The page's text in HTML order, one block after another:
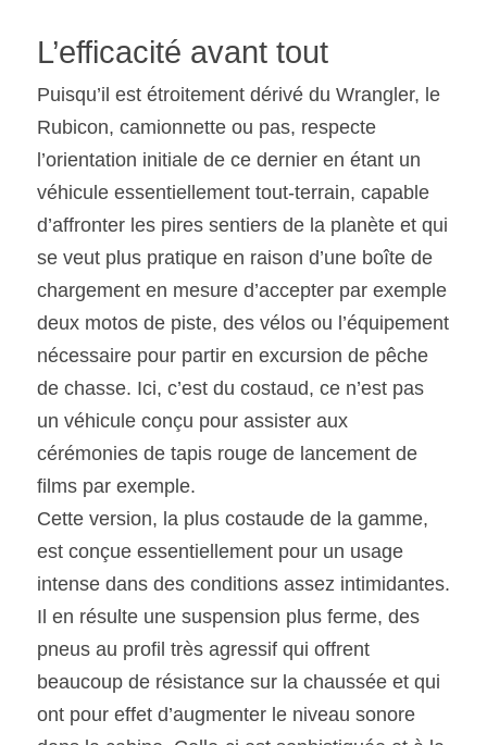
L’efficacité avant tout
Puisqu’il est étroitement dérivé du Wrangler, le
Rubicon, camionnette ou pas, respecte
l’orientation initiale de ce dernier en étant un
véhicule essentiellement tout-terrain, capable
d’affronter les pires sentiers de la planète et qui
se veut plus pratique en raison d’une boîte de
chargement en mesure d’accepter par exemple
deux motos de piste, des vélos ou l’équipement
nécessaire pour partir en excursion de pêche
de chasse. Ici, c’est du costaud, ce n’est pas
un véhicule conçu pour assister aux
cérémonies de tapis rouge de lancement de
films par exemple.
Cette version, la plus costaude de la gamme,
est conçue essentiellement pour un usage
intense dans des conditions assez intimidantes.
Il en résulte une suspension plus ferme, des
pneus au profil très agressif qui offrent
beaucoup de résistance sur la chaussée et qui
ont pour effet d’augmenter le niveau sonore